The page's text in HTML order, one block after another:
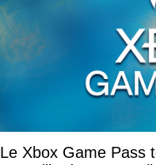
Le Xbox Game Pass